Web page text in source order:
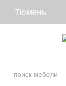
Тюмень